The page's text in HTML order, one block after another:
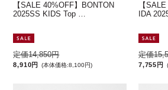
【SALE 40%OFF】BONTON
2025SS KIDS Top …
定価14,850円
8,910円 (本体価格:8,100円)
【
IDA
定価
7,755円